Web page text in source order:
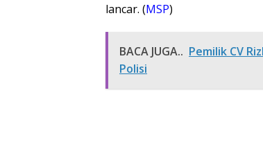
lancar. (MSP)
BACA JUGA.. Pemilik CV
Polisi